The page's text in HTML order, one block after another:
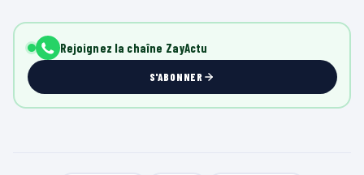
Rejoignez la chaîne ZayActu
S'ABONNER